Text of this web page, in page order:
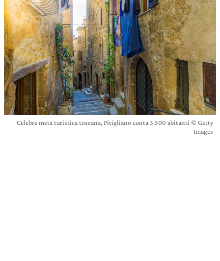
Celebre meta turistica toscana, Pitigliano conta 3.500 abitanti © Getty
Images